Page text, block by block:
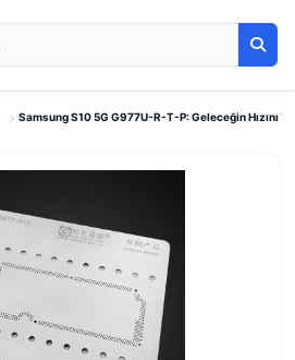
Samsung S10 5G G977U-R-T-P: Geleceğin Hızını